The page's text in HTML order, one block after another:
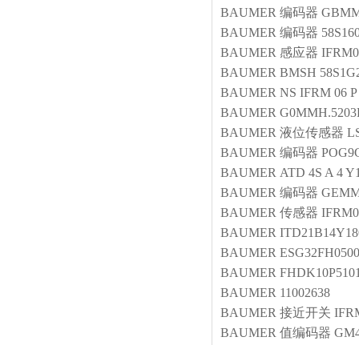
BAUMER 编码器
BAUMER 编码器
BAUMER 感应器
BAUMER BMSH
BAUMER NS IFRM 06
BAUMER
BAUMER 液位传感器
BAUMER 编码器
BAUMER ATD 4S A 4
BAUMER 编码器
BAUMER 传感器
BAUMER
BAUMER ESG32FH0500
BAUMER
BAUMER 11002638
BAUMER 接近开关
BAUMER 值编码器